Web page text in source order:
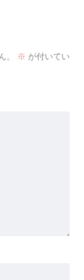
。 ※ が付いてい